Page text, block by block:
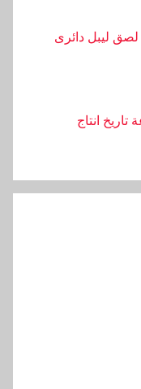
لصق ليبل دائرى
انتاج